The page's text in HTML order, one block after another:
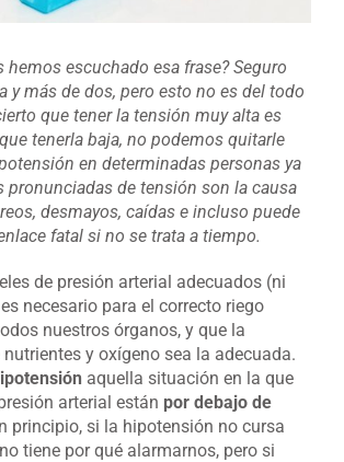
hemos escuchado esa frase? Seguro
y más de dos, pero esto no es del todo
que tener la tensión muy alta es
tenerla baja, no podemos quitarle
en determinadas personas ya
pronunciadas de tensión son la causa
desmayos, caídas e incluso puede
fatal si no se trata a tiempo.
de presión arterial adecuados (ni
necesario para el correcto riego
nuestros órganos, y que la
y oxígeno sea la adecuada.
aquella situación en la que
arterial están por debajo de
principio, si la hipotensión no cursa
tiene por qué alarmarnos, pero si